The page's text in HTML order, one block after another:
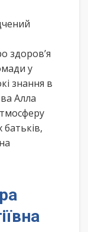
здоров’я
у
знання в
Алла
батьків,